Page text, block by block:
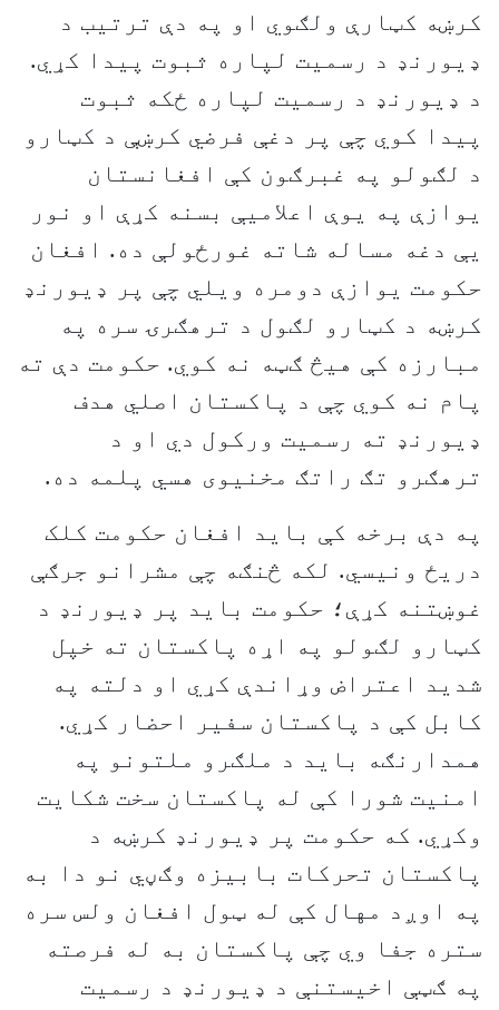
کرښه کټارې ولګوي او په دې ترتيب د
ډيورنډ د رسميت لپاره ثبوت پيدا کړي.
د ډيورنډ د رسميت لپاره ځکه ثبوت
پيدا کوي چې پر دغې فرضي کرښې د کټارو
د لګولو په غبرګون کې افغانستان
يوازې په يوې اعلاميې بسنه کړې او نور
يې دغه مساله شاته غورځولې ده. افغان
حکومت يوازې دومره ويلي چې پر ډيورنډ
کرښه د کټارو لګول د ترهګرۍ سره په
مبارزه کې هيڅ ګټه نه کوي. حکومت دې ته
پام نه کوي چې د پاکستان اصلي هدف
ډيورنډ ته رسميت ورکول دي او د
ترهګرو تګ راتګ مخنيوی هسي پلمه ده.
په دې برخه کې بايد افغان حکومت کلک
دريځ ونيسي. لکه څنګه چې مشرانو جرګې
غوښتنه کړې؛ حکومت بايد پر ډيورنډ د
کټارو لګولو په اړه پاکستان ته خپل
شديد اعتراض وړاندې کړي او دلته په
کابل کې د پاکستان سفير احضار کړي.
همدارنګه بايد د ملګرو ملتونو په
امنيت شورا کې له پاکستان سخت شکايت
وکړي. که حکومت پر ډيورنډ کرښه د
پاکستان تحرکات بابيزه وګڼي نو دا به
په اوږد مهال کې له ټول افغان ولس سره
ستره جفا وي چې پاکستان به له فرصته
په ګټې اخيستنې د ډيورنډ د رسميت